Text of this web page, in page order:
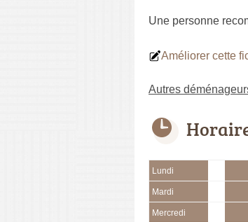
Une personne
Améliorer cette
Autres
Lundi
Mardi
Mercredi